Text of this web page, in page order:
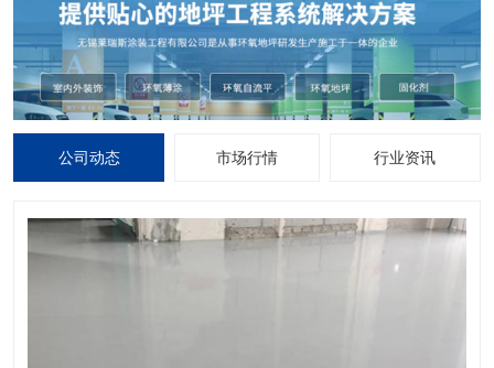
公司动态 市场行情 行业资讯